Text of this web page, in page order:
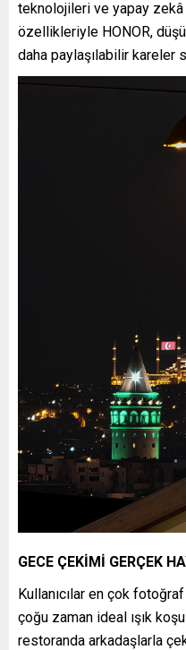
teknolojileri ve yapay
özellikleriyle HONOR,
daha paylaşılabilir kareler
GECE ÇEKİMİ GERÇEK
Kullanıcılar en çok
çoğu zaman ideal ışık
restoranda arkadaşlarla